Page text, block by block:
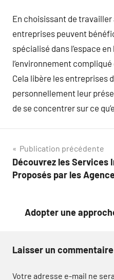
En choisissant de
entreprises peuvent
spécialisé dans l’espace
l’environnement
Cela libère les entreprises
personnellement leur
de se concentrer sur ce
Navigation
de
Publication précédente
Découvrez les Services
Proposés par les
Adopter une
Laisser un commentaire
Votre adresse e-mail ne